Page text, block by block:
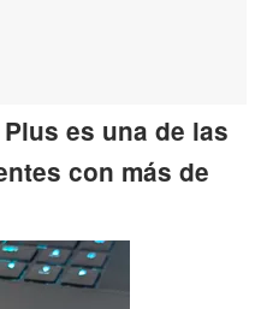
es una de las
con más de